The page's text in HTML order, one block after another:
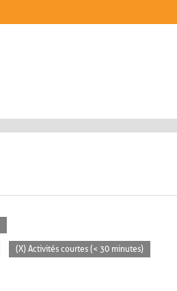
(X) Activités courtes (< 30 minutes)